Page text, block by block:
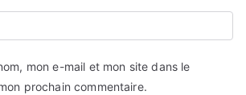
mon e-mail et mon site dans le
prochain commentaire.